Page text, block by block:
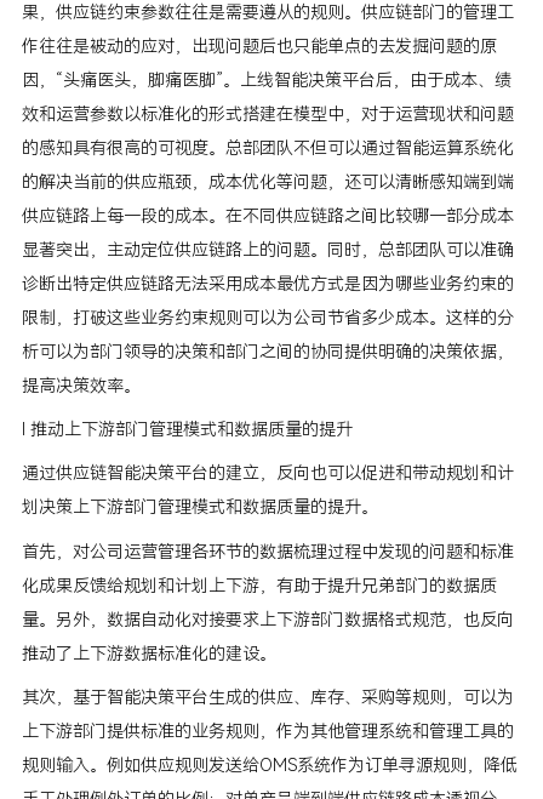
果，供应链约束参数往往是需要遵从的规则。供应链部门的管理工
作往往是被动的应对，出现问题后也只能单点的去发掘问题的原
因，“头痛医头，脚痛医脚”。上线智能决策平台后，由于成本、绩
效和运营参数以标准化的形式搭建在模型中，对于运营现状和问题
的感知具有很高的可视度。总部团队不但可以通过智能运算系统化
的解决当前的供应瓶颈，成本优化等问题，还可以清晰感知端到端
供应链路上每一段的成本。在不同供应链路之间比较哪一部分成本
显著突出，主动定位供应链路上的问题。同时，总部团队可以准确
诊断出特定供应链路无法采用成本最优方式是因为哪些业务约束的
限制，打破这些业务约束规则可以为公司节省多少成本。这样的分
析可以为部门领导的决策和部门之间的协同提供明确的决策依据，
提高决策效率。
l 推动上下游部门管理模式和数据质量的提升
通过供应链智能决策平台的建立，反向也可以促进和带动规划和计
划决策上下游部门管理模式和数据质量的提升。
首先，对公司运营管理各环节的数据梳理过程中发现的问题和标准
化成果反馈给规划和计划上下游，有助于提升兄弟部门的数据质
量。另外，数据自动化对接要求上下游部门数据格式规范，也反向
推动了上下游数据标准化的建设。
其次，基于智能决策平台生成的供应、库存、采购等规则，可以为
上下游部门提供标准的业务规则，作为其他管理系统和管理工具的
规则输入。例如供应规则发送给OMS系统作为订单寻源规则，降低